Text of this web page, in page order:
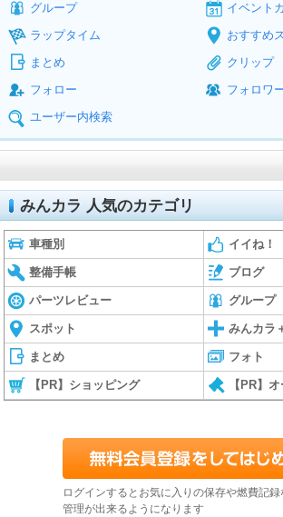
グループ
イベント
ラップタイム
おすすめ
まとめ
クリップ
フォロー
フォロワ
ユーザー内検索
みんカラ 人気のカテゴリ
車種別 イイね！
整備手帳 ブログ
パーツレビュー グループ
スポット みんカラ
まとめ フォト
【PR】ショッピング 【PR】
ログインするとお気に入りの保存や燃費記録
管理が出来るようになります